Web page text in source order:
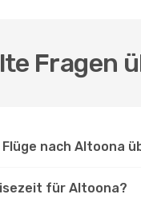
Fragen
nach Altoona
für Altoona?